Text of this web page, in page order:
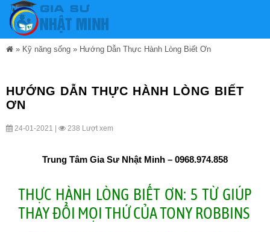
» Kỹ năng sống » Hướng Dẫn Thực Hành Lòng Biết Ơn
HƯỚNG DẪN THỰC HÀNH LÒNG BIẾT
ƠN
24-01-2021 | 238 Lượt xem
Trung Tâm Gia Sư Nhật Minh – 0968.974.858
THỰC HÀNH LÒNG BIẾT ƠN: 5 TỪ GIÚP
THAY ĐỔI MỌI THỨ CỦA TONY ROBBINS